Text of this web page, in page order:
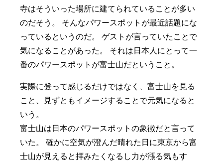
寺はそういった場所に建てられていることが多い
のだそう。 そんなパワースポットが最近話題にな
っているというのだ。 ゲストが言っていたことで
気になることがあった。 それは日本人にとって一
番のパワースポットが富士山だということ。
実際に登って感じるだけではなく、富士山を見る
こと、見ずともイメージすることで元気になると
いう。
富士山は日本のパワースポットの象徴だと言って
いた。 確かに空気が澄んだ晴れた日に東京から富
士山が見えると拝みたくなるし力が漲る気もす